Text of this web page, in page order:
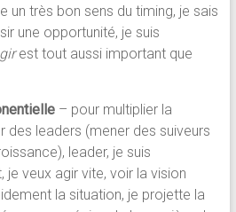
un très bon sens du timing, je sais
une opportunité, je suis
est tout aussi important que
– pour multiplier la
des leaders (mener des suiveurs
leader, je suis
je veux agir vite, voir la vision
la situation, je projette la